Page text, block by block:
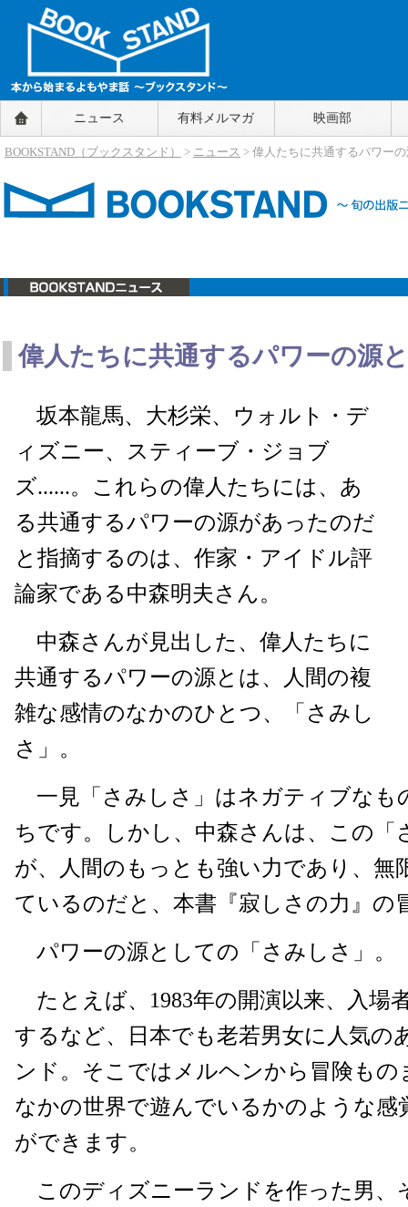
BOOKSTAND（ブックスタンド）
～本から始まるよもやま話～
BOOKSTAND（ブ
ニュース 有料メルマガ 映画部
BOOKSTAND（ブックスタンド） > ニュース > 偉人たちに共通するパワー
偉人たちに共通するパワーの源
坂本龍馬、大杉栄、ウォルト・デ
ィズニー、スティーブ・ジョブ
ズ......。これらの偉人たちには、あ
る共通するパワーの源があったのだ
と指摘するのは、作家・アイドル評
論家である中森明夫さん。
中森さんが見出した、偉人たちに
共通するパワーの源とは、人間の複
雑な感情のなかのひとつ、「さみし
さ」。
一見「さみしさ」はネガティブなも
ちです。しかし、中森さんは、この「
が、人間のもっとも強い力であり、無
ているのだと、本書『寂しさの力』の
パワーの源としての「さみしさ」。
たとえば、1983年の開演以来、入場
するなど、日本でも老若男女に人気の
ンド。そこではメルヘンから冒険もの
なかの世界で遊んでいるかのような感
ができます。
このディズニーランドを作った男、